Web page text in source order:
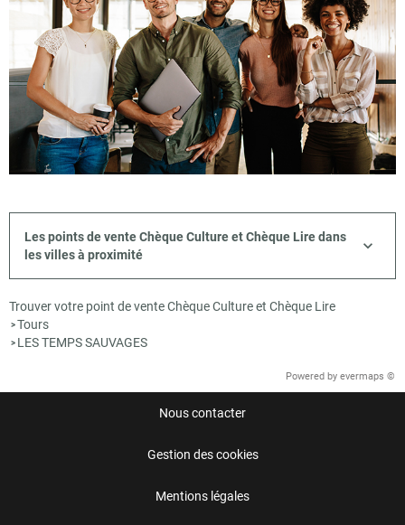
Les points de vente Chèque Culture et Chèque Lire dans
les villes à proximité
Trouver votre point de vente Chèque Culture et Chèque Lire
>Tours
> LES TEMPS SAUVAGES
Powered by evermaps ©
Nous contacter
Gestion des cookies
Mentions légales